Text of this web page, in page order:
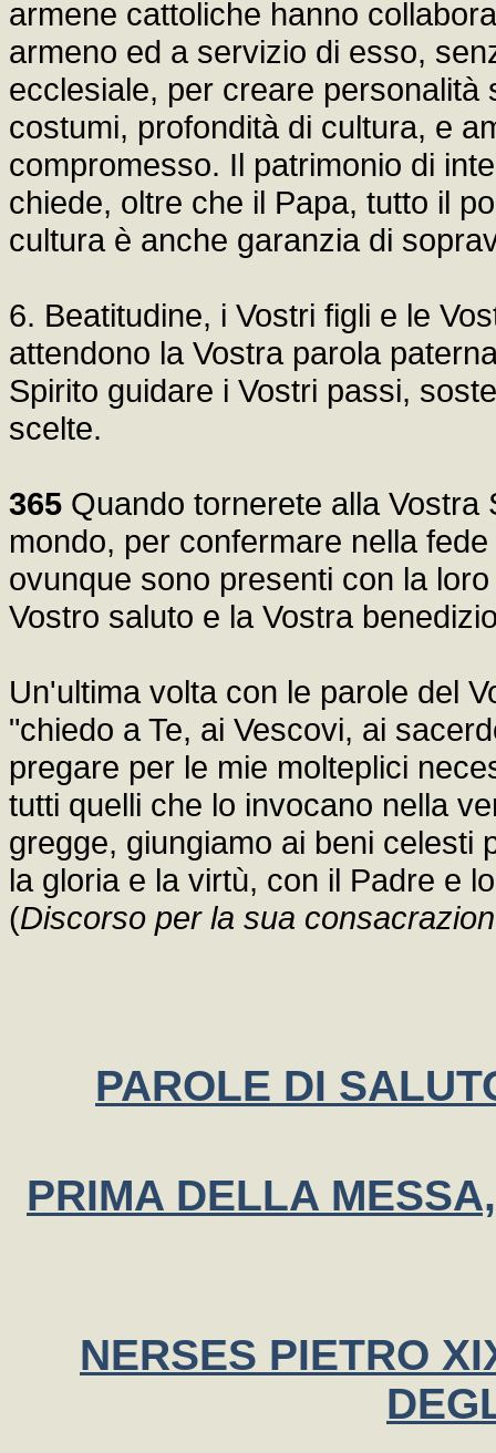
armene cattoliche hanno
armeno ed a servizio di esso,
ecclesiale, per creare
costumi, profondità di cultura, e
compromesso. Il patrimonio di
chiede, oltre che il Papa, tutto il
cultura è anche garanzia di
6. Beatitudine, i Vostri figli e le
attendono la Vostra parola
Spirito guidare i Vostri passi,
scelte.
365 Quando tornerete alla
mondo, per confermare nella
ovunque sono presenti con la
Vostro saluto e la Vostra
Un'ultima volta con le parole del
"chiedo a Te, ai Vescovi, ai
pregare per le mie molteplici
tutti quelli che lo invocano nella
gregge, giungiamo ai beni celesti
la gloria e la virtù, con il Padre e
(Discorso per la sua
PAROLE DI
PRIMA DELLA
NERSES PIETRO